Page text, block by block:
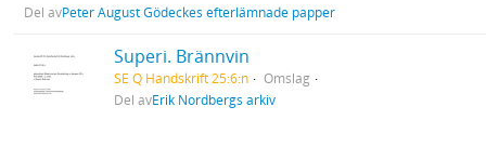
Del avPeter August Gödeckes efterlämnade papper
Superi. Brännvin
SE Q Handskrift 25:6:n
Omslag
Del avErik Nordbergs arkiv